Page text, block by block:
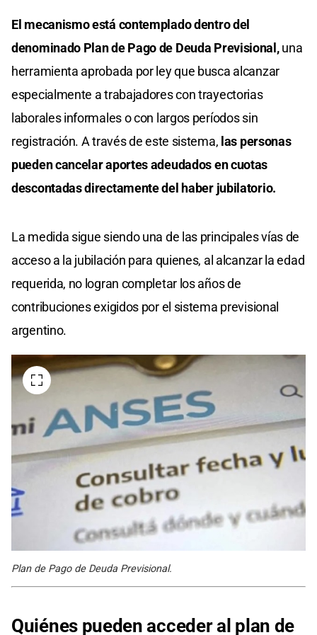
El mecanismo está contemplado dentro del
denominado Plan de Pago de Deuda Previsional,una
herramienta aprobada por ley que busca alcanzar
especialmente a trabajadores con trayectorias
laborales informales o con largos períodos sin
registración. A través de este sistema, las personas
pueden cancelar aportes adeudados en cuotas
descontadas directamente del haber jubilatorio.
La medida sigue siendo una de las principales vías de
acceso a la jubilación para quienes, al alcanzar la edad
requerida, no logran completar los años de
contribuciones exigidos por el sistema previsional
argentino.
Plan de Pago de Deuda Previsional.
Quiénes pueden acceder al plan de